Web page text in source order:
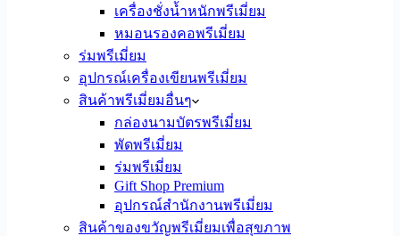
เครื่องชั่งน้ำหนักพรีเมี่ยม
หมอนรองคอพรีเมี่ยม
ร่มพรีเมี่ยม
อุปกรณ์เครื่องเขียนพรีเมี่ยม
สินค้าพรีเมี่ยมอื่นๆ
กล่องนามบัตรพรีเมี่ยม
พัดพรีเมี่ยม
ร่มพรีเมี่ยม
Gift Shop Premium
อุปกรณ์สำนักงานพรีเมี่ยม
สินค้าของขวัญพรีเมี่ยมเพื่อสุขภาพ